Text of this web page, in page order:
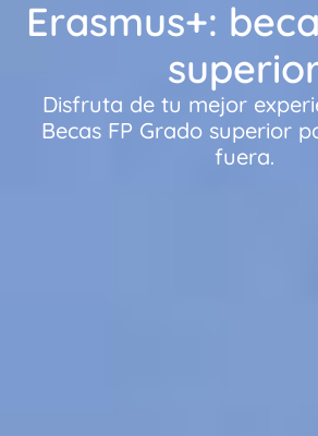
Erasmus+:
Disfruta de tu mejor
Becas FP Grado superior
fuera.